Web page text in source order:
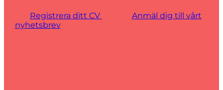
Registrera ditt CV
Anmäl dig till vårt
nyhetsbrev